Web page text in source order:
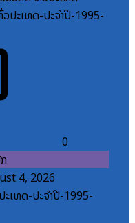
0
4, 2026
ະເທດ-ປະຈໍາປີ-1995-